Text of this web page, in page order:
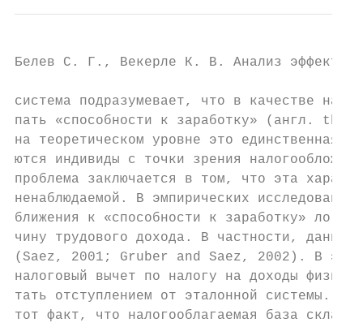
Белев С. Г., Векерле К. В. Анализ
система подразумевает, что в качестве
пать «способности к заработку» (англ.
на теоретическом уровне это единственная
ются индивиды с точки зрения
проблема заключается в том, что эта
ненаблюдаемой. В эмпирических
ближения к «способности к заработку»
чину трудового дохода. В частности, данный
(Saez, 2001; Gruber and Saez, 2002). В этом
налоговый вычет по налогу на доходы
тать отступлением от эталонной системы.
тот факт, что налогооблагаемая база